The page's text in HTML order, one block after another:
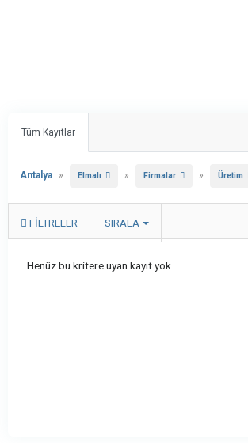
Tüm Kayıtlar
Antalya » Elmalı » Firmalar » Üretim
FILTRELER SIRALA
Henüz bu kritere uyan kayıt yok.